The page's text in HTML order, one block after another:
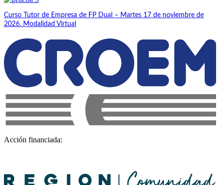
Curso Tutor de Empresa de FP Dual – Martes 17 de noviembre de
2026. Modalidad Virtual
Acción financiada: